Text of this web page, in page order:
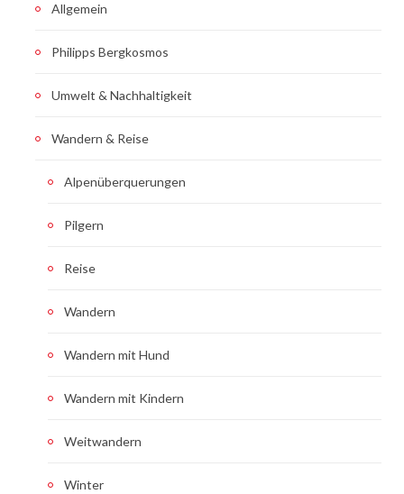
Allgemein
Philipps Bergkosmos
Umwelt & Nachhaltigkeit
Wandern & Reise
Alpenüberquerungen
Pilgern
Reise
Wandern
Wandern mit Hund
Wandern mit Kindern
Weitwandern
Winter